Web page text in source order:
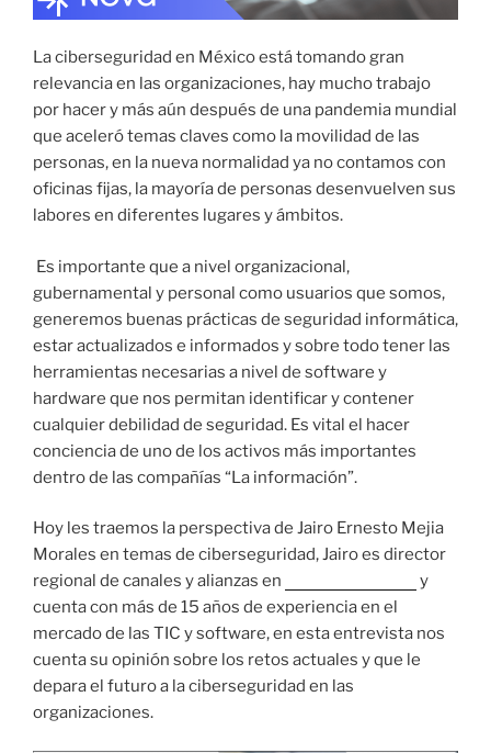
La ciberseguridad en México está tomando gran
relevancia en las organizaciones, hay mucho trabajo
por hacer y más aún después de una pandemia mundial
que aceleró temas claves como la movilidad de las
personas, en la nueva normalidad ya no contamos con
oficinas fijas, la mayoría de personas desenvuelven sus
labores en diferentes lugares y ámbitos.
Es importante que a nivel organizacional,
gubernamental y personal como usuarios que somos,
generemos buenas prácticas de seguridad informática,
estar actualizados e informados y sobre todo tener las
herramientas necesarias a nivel de software y
hardware que nos permitan identificar y contener
cualquier debilidad de seguridad. Es vital el hacer
conciencia de uno de los activos más importantes
dentro de las compañías “La información”.
Hoy les traemos la perspectiva de Jairo Ernesto Mejia
Morales en temas de ciberseguridad, Jairo es director
regional de canales y alianzas en
y
cuenta con más de 15 años de experiencia en el
mercado de las TIC y software, en esta entrevista nos
cuenta su opinión sobre los retos actuales y que le
depara el futuro a la ciberseguridad en las
organizaciones.